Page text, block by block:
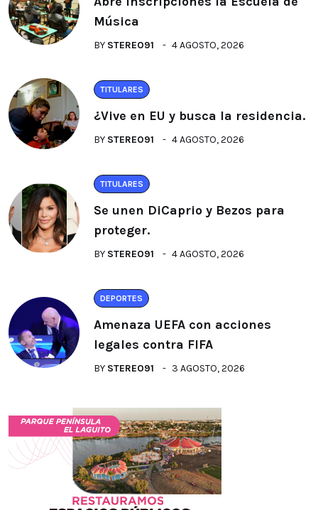
Música
BY STEREO91 4 AGOSTO, 2026
TITULARES
¿Vive en EU y busca la residencia.
BY STEREO91 4 AGOSTO, 2026
TITULARES
Se unen DiCaprio y Bezos para
proteger.
BY STEREO91 4 AGOSTO, 2026
DEPORTES
Amenaza UEFA con acciones
legales contra FIFA
BY STEREO91 3 AGOSTO, 2026